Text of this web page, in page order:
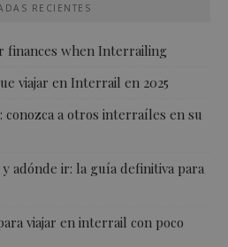
RECIENTES
finances when Interrailing
viajar en Interrail en 2025
conozca a otros interraíles en su
adónde ir: la guía definitiva para
viajar en interrail con poco